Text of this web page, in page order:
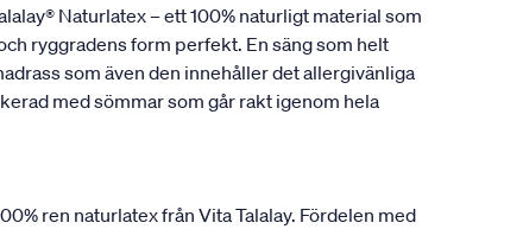
Naturlatex – ett 100% naturligt material som
ryggradens form perfekt. En säng som helt
som även den innehåller det allergivänliga
med sömmar som går rakt igenom hela
ren naturlatex från Vita Talalay. Fördelen med